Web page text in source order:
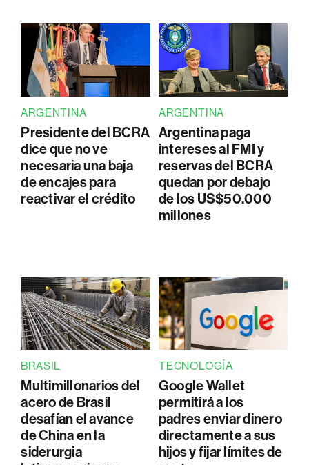
ARGENTINA
Presidente del BCRA
dice que no ve
necesaria una baja
de encajes para
reactivar el crédito
ARGENTINA
Argentina paga
intereses al FMI y
reservas del BCRA
quedan por debajo
de los US$50.000
millones
BRASIL
Multimillonarios del
acero de Brasil
desafían el avance
de China en la
siderurgia
TECNOLOGÍA
Google Wallet
permitirá a los
padres enviar dinero
directamente a sus
hijos y fijar límites de